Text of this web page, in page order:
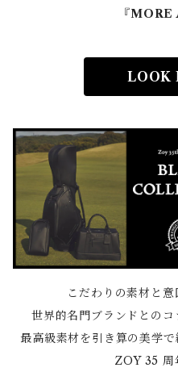
『MORE
LOOK
こだわりの素材と意
世界的名門ブランドとのコ
最高級素材を引き算の美学で
ZOY 35 周